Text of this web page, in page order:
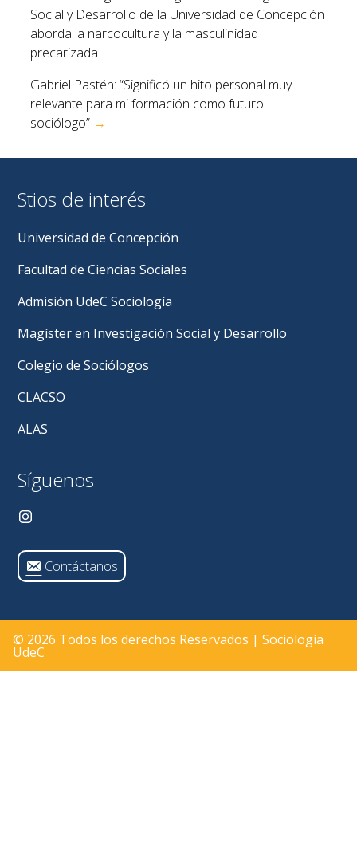
entradas
Social y Desarrollo de la Universidad de Concepción
aborda la narcocultura y la masculinidad
precarizada
Gabriel Pastén: “Significó un hito personal muy
relevante para mi formación como futuro
sociólogo” →
Stios de interés
Universidad de Concepción
Facultad de Ciencias Sociales
Admisión UdeC Sociología
Magíster en Investigación Social y Desarrollo
Colegio de Sociólogos
CLACSO
ALAS
Síguenos
Contáctanos
© 2026 Todos los derechos Reservados | Sociología
UdeC